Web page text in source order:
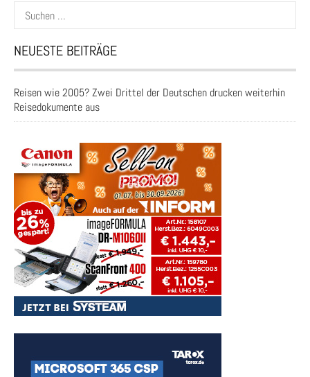
Suchen
nach:
NEUESTE BEITRÄGE
Reisen wie 2005? Zwei Drittel der Deutschen drucken weiterhin
Reisedokumente aus